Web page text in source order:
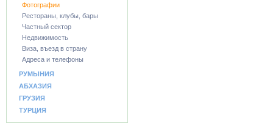
Фотографии
Рестораны, клубы, бары
Частный сектор
Недвижимость
Виза, въезд в страну
Адреса и телефоны
РУМЫНИЯ
АБХАЗИЯ
ГРУЗИЯ
ТУРЦИЯ